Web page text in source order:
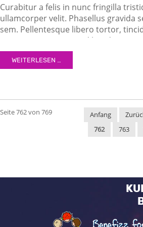
Curabitur a felis in nunc fringilla
ullamcorper velit. Phasellus gravida
sem. Pellentesque libero tortor,
semper nec, quam. Sed hendrerit.
egestas, augue at pellentesque
WEITERLESEN …
Seite 762 von 769 Anfang
762
763